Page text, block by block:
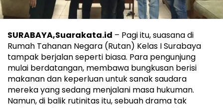
SURABAYA,Suarakata.id – Pagi itu, suasana di
Rumah Tahanan Negara (Rutan) Kelas I Surabaya
tampak berjalan seperti biasa. Para pengunjung
mulai berdatangan, membawa bungkusan berisi
makanan dan keperluan untuk sanak saudara
mereka yang sedang menjalani masa hukuman.
Namun, di balik rutinitas itu, sebuah drama tak